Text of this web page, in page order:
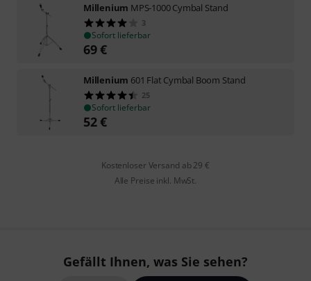
Millenium MPS-1000 Cymbal Stand
3
Sofort lieferbar
69€
Millenium 601 Flat Cymbal Boom Stand
25
Sofort lieferbar
52€
Kostenloser Versand ab 29 €
Alle Preise inkl. MwSt.
Gefällt Ihnen, was Sie sehen?